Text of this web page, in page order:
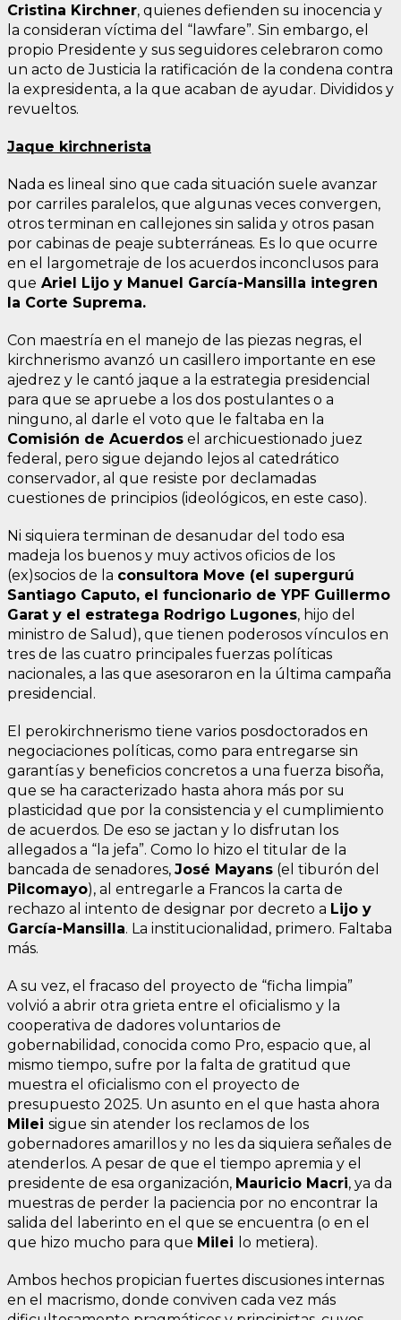
Cristina Kirchner, quienes defienden su inocencia y
la consideran víctima del “lawfare”. Sin embargo, el
propio Presidente y sus seguidores celebraron como
un acto de Justicia la ratificación de la condena contra
la expresidenta, a la que acaban de ayudar. Divididos y
revueltos.
Jaque kirchnerista
Nada es lineal sino que cada situación suele avanzar
por carriles paralelos, que algunas veces convergen,
otros terminan en callejones sin salida y otros pasan
por cabinas de peaje subterráneas. Es lo que ocurre
en el largometraje de los acuerdos inconclusos para
que Ariel Lijo y Manuel García-Mansilla integren
la Corte Suprema.
Con maestría en el manejo de las piezas negras, el
kirchnerismo avanzó un casillero importante en ese
ajedrez y le cantó jaque a la estrategia presidencial
para que se apruebe a los dos postulantes o a
ninguno, al darle el voto que le faltaba en la
Comisión de Acuerdos el archicuestionado juez
federal, pero sigue dejando lejos al catedrático
conservador, al que resiste por declamadas
cuestiones de principios (ideológicos, en este caso).
Ni siquiera terminan de desanudar del todo esa
madeja los buenos y muy activos oficios de los
(ex)socios de la consultora Move (el supergurú
Santiago Caputo, el funcionario de YPF Guillermo
Garat y el estratega Rodrigo Lugones, hijo del
ministro de Salud), que tienen poderosos vínculos en
tres de las cuatro principales fuerzas políticas
nacionales, a las que asesoraron en la última campaña
presidencial.
El perokirchnerismo tiene varios posdoctorados en
negociaciones políticas, como para entregarse sin
garantías y beneficios concretos a una fuerza bisoña,
que se ha caracterizado hasta ahora más por su
plasticidad que por la consistencia y el cumplimiento
de acuerdos. De eso se jactan y lo disfrutan los
allegados a “la jefa”. Como lo hizo el titular de la
bancada de senadores, José Mayans (el tiburón del
Pilcomayo), al entregarle a Francos la carta de
rechazo al intento de designar por decreto a Lijo y
García-Mansilla. La institucionalidad, primero. Faltaba
más.
A su vez, el fracaso del proyecto de “ficha limpia”
volvió a abrir otra grieta entre el oficialismo y la
cooperativa de dadores voluntarios de
gobernabilidad, conocida como Pro, espacio que, al
mismo tiempo, sufre por la falta de gratitud que
muestra el oficialismo con el proyecto de
presupuesto 2025. Un asunto en el que hasta ahora
Milei sigue sin atender los reclamos de los
gobernadores amarillos y no les da siquiera señales de
atenderlos. A pesar de que el tiempo apremia y el
presidente de esa organización, Mauricio Macri, ya da
muestras de perder la paciencia por no encontrar la
salida del laberinto en el que se encuentra (o en el
que hizo mucho para que Milei lo metiera).
Ambos hechos propician fuertes discusiones internas
en el macrismo, donde conviven cada vez más